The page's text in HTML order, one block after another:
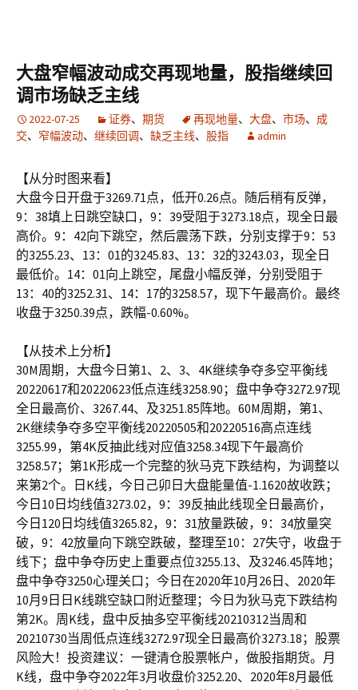
大盘窄幅波动成交再现地量，股指继续回
调市场缺乏主线
2022-07-25 证券、 期货 再现地量、 大盘、 市场、 成
交、 窄幅波动、 继续回调、 缺乏主线、 股指 admin
【从分时图来看】
大盘今日开盘于3269.71点，低开0.26点。随后稍有反弹，
9：38填上日跳空缺口，9：39受阻于3273.18点，现全日最
高价。9：42向下跳空，然后震荡下跌，分别支撑于9：53
的3255.23、13：01的3245.83、13：32的3243.03，现全日
最低价。14：01向上跳空，尾盘小幅反弹，分别受阻于
13：40的3252.31、14：17的3258.57，现下午最高价。最终
收盘于3250.39点，跌幅-0.60%。
【从技术上分析】
30M周期，大盘今日第1、2、3、4K继续争夺多空平衡线
20220617和20220623低点连线3258.90；盘中争夺3272.97现
全日最高价、3267.44、及3251.85阵地。60M周期，第1、
2K继续争夺多空平衡线20220505和20220516高点连线
3255.99，第4K反抽此线对应值3258.34现下午最高价
3258.57；第1K形成一个完整的狄马克下跌结构，为调整以
来第2个。日K线，今日己卯日大盘能量值-1.1620故收跌；
今日10日均线值3273.02，9：39反抽此线现全日最高价，
今日120日均线值3265.82，9：31放量跌破，9：34放量突
破，9：42放量向下跳空跌破，整理至10：27失守，收盘于
线下；盘中争夺历史上重要点位3255.13、及3246.45阵地；
盘中争夺3250心理关口；今日在2020年10月26日、2020年
10月9日日K线跳空缺口附近整理；今日为狄马克下跌结构
第2K。周K线，盘中反抽多空平衡线20210312当周和
20210730当周低点连线3272.97现全日最高价3273.18；股票
风险大！投资建议：一键清仓股票帐户，做股指期货。月
K线，盘中争夺2022年3月收盘价3252.20、2020年8月最低